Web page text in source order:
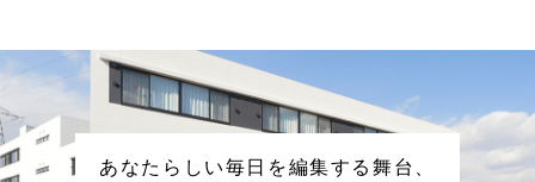
あなたらしい毎日を編集する舞台、